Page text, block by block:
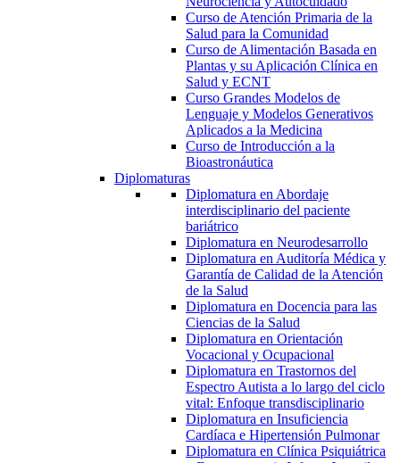
Curso de Atención Primaria de la
Salud para la Comunidad
Curso de Alimentación Basada en
Plantas y su Aplicación Clínica en
Salud y ECNT
Curso Grandes Modelos de
Lenguaje y Modelos Generativos
Aplicados a la Medicina
Curso de Introducción a la
Bioastronáutica
Diplomaturas
Diplomatura en Abordaje
interdisciplinario del paciente
bariátrico
Diplomatura en Neurodesarrollo
Diplomatura en Auditoría Médica y
Garantía de Calidad de la Atención
de la Salud
Diplomatura en Docencia para las
Ciencias de la Salud
Diplomatura en Orientación
Vocacional y Ocupacional
Diplomatura en Trastornos del
Espectro Autista a lo largo del ciclo
vital: Enfoque transdisciplinario
Diplomatura en Insuficiencia
Cardíaca e Hipertensión Pulmonar
Diplomatura en Clínica Psiquiátrica